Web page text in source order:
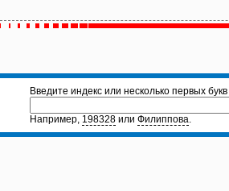
Введите индекс или несколько первых
Например, 198328 или Филиппова.